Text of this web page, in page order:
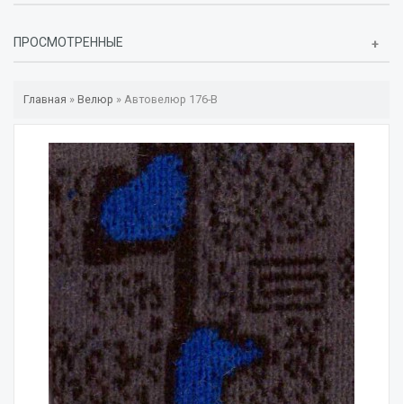
ПРОСМОТРЕННЫЕ
Главная » Велюр » Автовелюр 176-В